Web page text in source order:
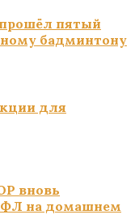
пятый
бадминтону
для
вновь
на домашнем